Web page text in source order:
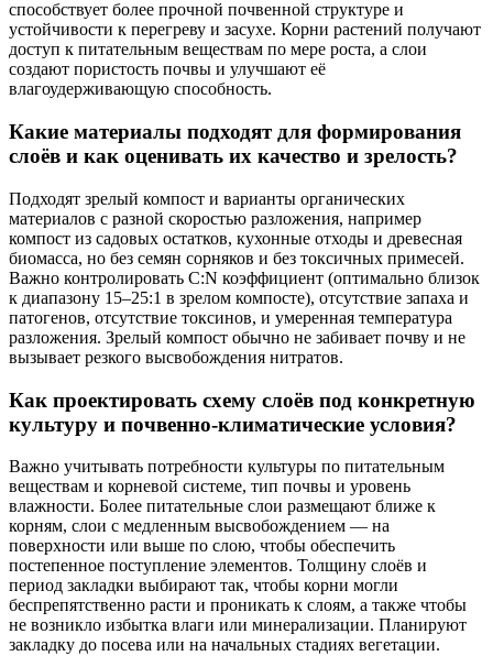
способствует более прочной почвенной структуре и
устойчивости к перегреву и засухе. Корни растений получают
доступ к питательным веществам по мере роста, а слои
создают пористость почвы и улучшают её
влагоудерживающую способность.
Какие материалы подходят для формирования
слоёв и как оценивать их качество и зрелость?
Подходят зрелый компост и варианты органических
материалов с разной скоростью разложения, например
компост из садовых остатков, кухонные отходы и древесная
биомасса, но без семян сорняков и без токсичных примесей.
Важно контролировать C:N коэффициент (оптимально близок
к диапазону 15–25:1 в зрелом компосте), отсутствие запаха и
патогенов, отсутствие токсинов, и умеренная температура
разложения. Зрелый компост обычно не забивает почву и не
вызывает резкого высвобождения нитратов.
Как проектировать схему слоёв под конкретную
культуру и почвенно-климатические условия?
Важно учитывать потребности культуры по питательным
веществам и корневой системе, тип почвы и уровень
влажности. Более питательные слои размещают ближе к
корням, слои с медленным высвобождением — на
поверхности или выше по слою, чтобы обеспечить
постепенное поступление элементов. Толщину слоёв и
период закладки выбирают так, чтобы корни могли
беспрепятственно расти и проникать к слоям, а также чтобы
не возникло избытка влаги или минерализации. Планируют
закладку до посева или на начальных стадиях вегетации.